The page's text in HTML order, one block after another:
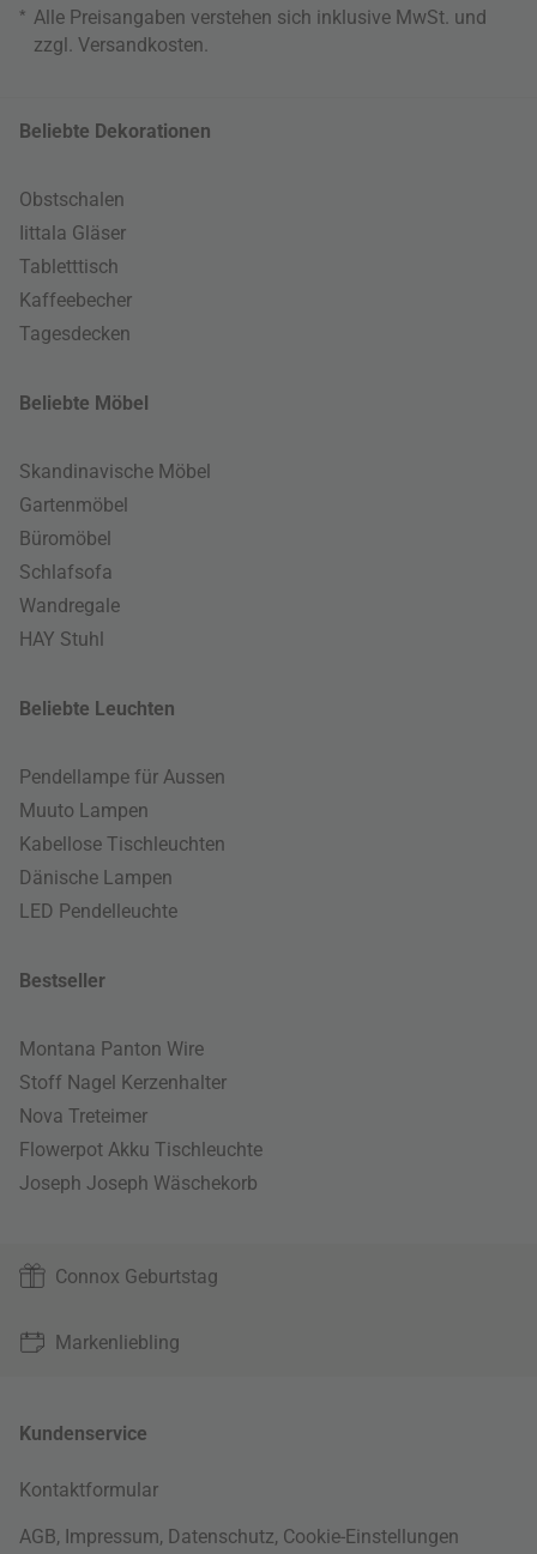
* Alle Preisangaben verstehen sich inklusive MwSt. und
zzgl. Versandkosten
Beliebte Dekorationen
Obstschalen
Iittala Gläser
Tabletttisch
Kaffeebecher
Tagesdecken
Beliebte Möbel
Skandinavische Möbel
Gartenmöbel
Büromöbel
Schlafsofa
Wandregale
HAY Stuhl
Beliebte Leuchten
Pendellampe für Aussen
Muuto Lampen
Kabellose Tischleuchten
Dänische Lampen
LED Pendelleuchte
Bestseller
Montana Panton Wire
Stoff Nagel Kerzenhalter
Nova Treteimer
Flowerpot Akku Tischleuchte
Joseph Joseph Wäschekorb
Connox Geburtstag
Markenliebling
Kundenservice
Kontaktformular
AGB, Impressum, Datenschutz, Cookie-Einstellungen